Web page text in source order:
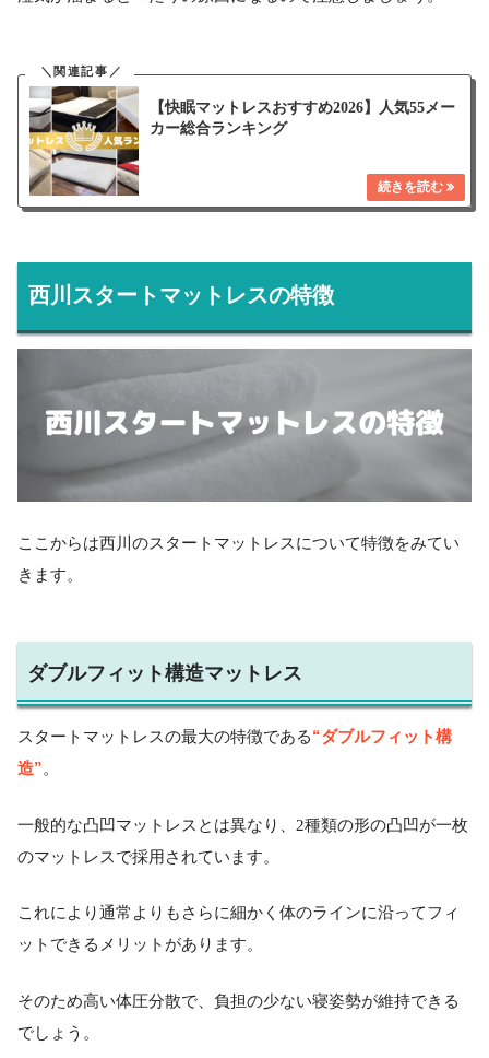
【快眠マットレスおすすめ2026】人気55メー
カー総合ランキング
西川スタートマットレスの特徴
ここからは西川のスタートマットレスについて特徴をみてい
きます。
ダブルフィット構造マットレス
スタートマットレスの最大の特徴である “ダブルフィット構
造”
一般的な凸凹マットレスとは異なり、2種類の形の凸凹が一枚
のマットレスで採用されています。
これにより通常よりもさらに細かく体のラインに沿ってフィ
ットできるメリットがあります。
そのため高い体圧分散で、負担の少ない寝姿勢が維持できる
でしょう。